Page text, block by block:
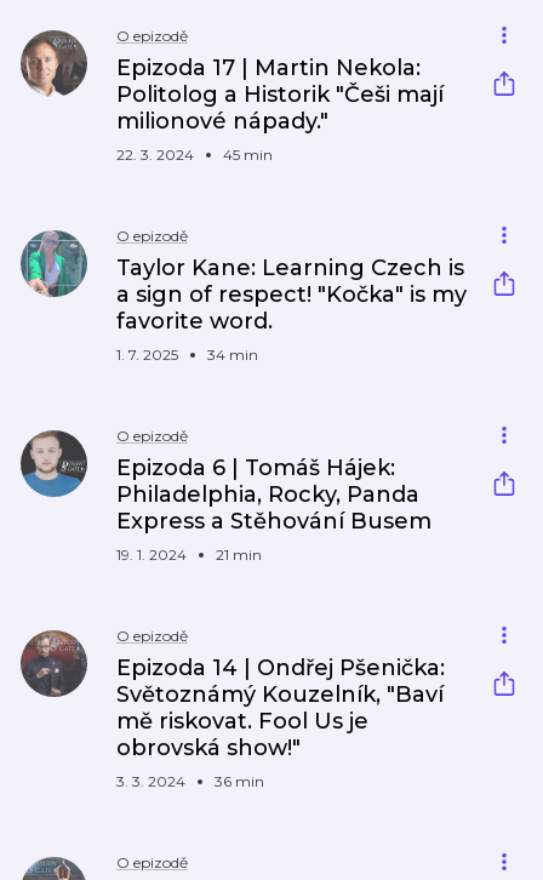
O epizodě
Epizoda 17 | Martin Nekola:
Politolog a Historik "Češi mají
milionové nápady."
22. 3. 2024 45 min
O epizodě
Taylor Kane: Learning Czech is
a sign of respect! "Kočka" is my
favorite word.
1. 7. 2025 34 min
O epizodě
Epizoda 6 | Tomáš Hájek:
Philadelphia, Rocky, Panda
Express a Stěhování Busem
19. 1. 2024 21 min
O epizodě
Epizoda 14 | Ondřej Pšenička:
Světoznámý Kouzelník, "Baví
mě riskovat. Fool Us je
obrovská show!"
3. 3. 2024 36 min
O epizodě